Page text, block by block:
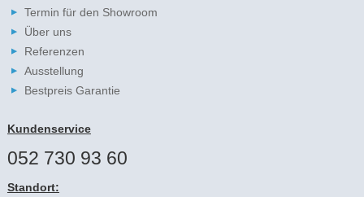
Termin für den Showroom
Über uns
Referenzen
Ausstellung
Bestpreis Garantie
Kundenservice
052 730 93 60
Standort: